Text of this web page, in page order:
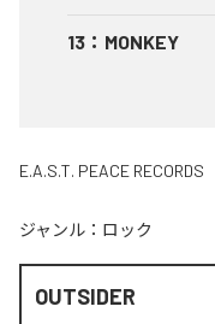
13 ： MONKEY
E.A.S.T. PEACE RECORDS
ジャンル： ロック
OUTSIDER